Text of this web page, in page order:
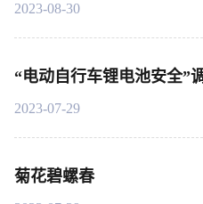
2023-08-30
“电动自行车锂电池安全”
2023-07-29
菊花碧螺春